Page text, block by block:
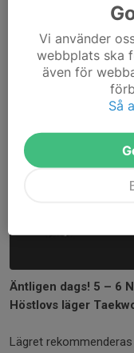
Höstlovscamp!
14 sep 2022 0
Äntligen dags! 5 – 6
Höstlovs läger
Lägret
Vi använder
webbplats ska
även för
Så